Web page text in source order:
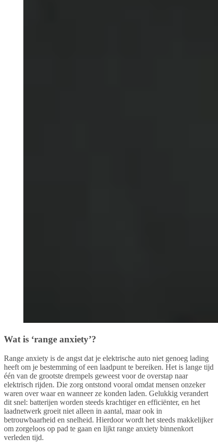
Wat is ‘range anxiety’?
Range anxiety is de angst dat je elektrische auto niet genoeg lading
heeft om je bestemming of een laadpunt te bereiken. Het is lange tijd
één van de grootste drempels geweest voor de overstap naar
elektrisch rijden. Die zorg ontstond vooral omdat mensen onzeker
waren over waar en wanneer ze konden laden. Gelukkig verandert
dit snel: batterijen worden steeds krachtiger en efficiënter, en het
laadnetwerk groeit niet alleen in aantal, maar ook in
betrouwbaarheid en snelheid. Hierdoor wordt het steeds makkelijker
om zorgeloos op pad te gaan en lijkt range anxiety binnenkort
verleden tijd.